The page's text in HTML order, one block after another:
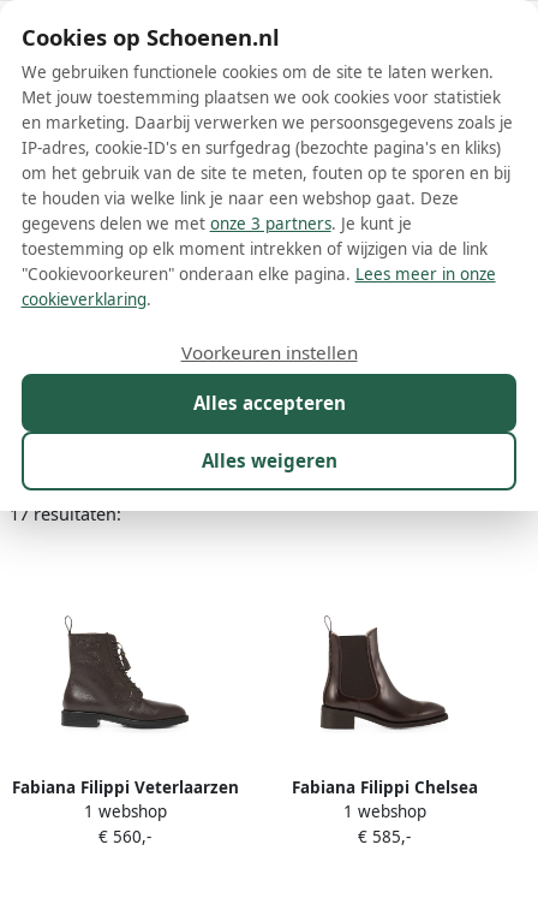
Schoenen.nl
Wis filters Alle filters
Bruine Fabiana Filippi
damesschoenen
Meer lezen
Ballerinas Boots Laarzen Loafers Muiltjes Pumps
17 resultaten:
Fabiana Filippi Veterlaarzen
met kwastje Bruin
1 webshop
€ 560,-
Fabiana Filippi Chelsea
ankle boots Bruin
1 webshop
€ 585,-
Cookies op Schoenen.nl
We gebruiken functionele cookies om de site te laten werken.
Met jouw toestemming plaatsen we ook cookies voor statistiek
en marketing. Daarbij verwerken we persoonsgegevens zoals je
IP-adres, cookie-ID's en surfgedrag (bezochte pagina's en kliks)
om het gebruik van de site te meten, fouten op te sporen en bij
te houden via welke link je naar een webshop gaat. Deze
gegevens delen we met onze 3 partners. Je kunt je
toestemming op elk moment intrekken of wijzigen via de link
"Cookievoorkeuren" onderaan elke pagina. Lees meer in onze
cookieverklaring.
Alles accepteren
Alles weigeren
Voorkeuren instellen